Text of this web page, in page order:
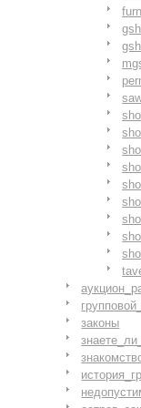
законы